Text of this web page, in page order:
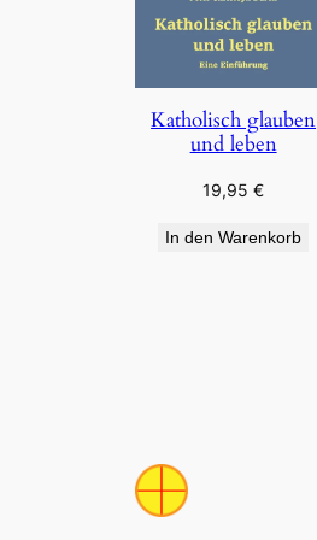
Katholisch glauben
und leben
19,95€
In den Warenkorb